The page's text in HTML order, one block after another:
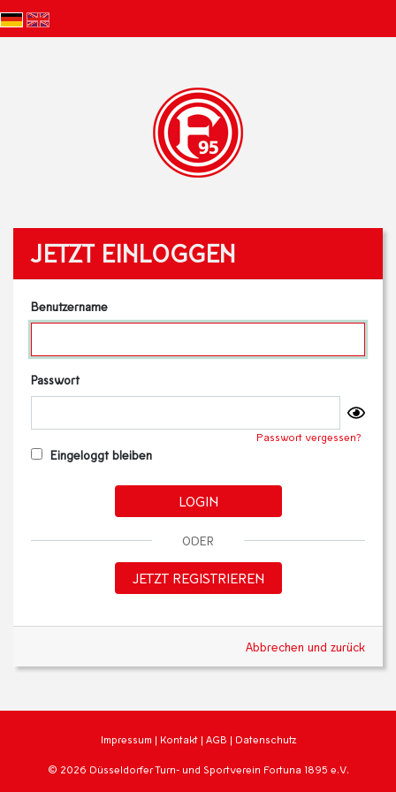
JETZT EINLOGGEN
Benutzername
Passwort
Passwort vergessen?
Eingeloggt bleiben
LOGIN
ODER
JETZT REGISTRIEREN
Abbrechen und zurück
Impressum | Kontakt | AGB | Datenschutz
© 2026 Düsseldorfer Turn- und Sportverein Fortuna 1895 e.V.